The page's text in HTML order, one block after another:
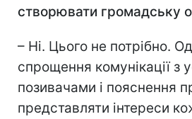
створювати громадську
– Ні. Цього не потрібно.
спрощення комунікації з
позивачами і пояснення
представляти інтереси